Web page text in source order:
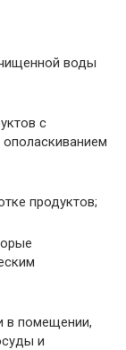
воды
с
продуктов;
в помещении,
и